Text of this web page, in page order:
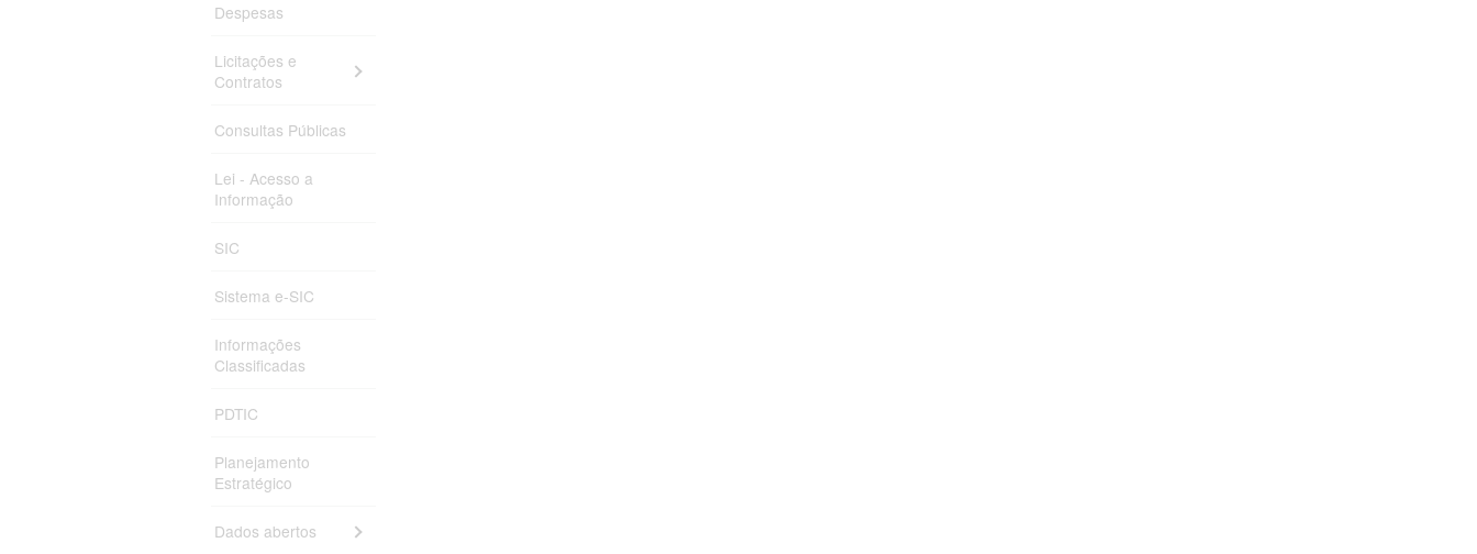
Despesas
Licitações e
Contratos
Consultas Públicas
Lei - Acesso a
Informação
SIC
Sistema e-SIC
Informações
Classificadas
PDTIC
Planejamento
Estratégico
Dados abertos